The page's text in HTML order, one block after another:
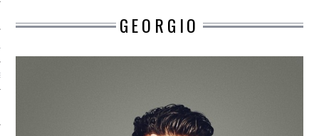
GROUPES DU LOCAL
GEORGIO